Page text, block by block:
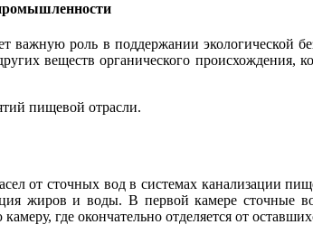
роль в поддержании экологической
веществ органического происхождения,
пищевой отрасли.
от сточных вод в системах канализации
жиров и воды. В первой камере сточные
где окончательно отделяется от